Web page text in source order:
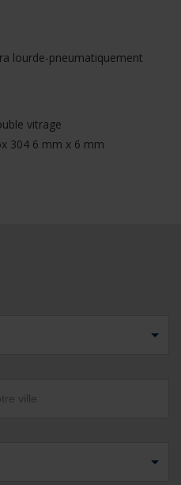
lourde-pneumatiquement
vitrage
304 6 mm x 6 mm